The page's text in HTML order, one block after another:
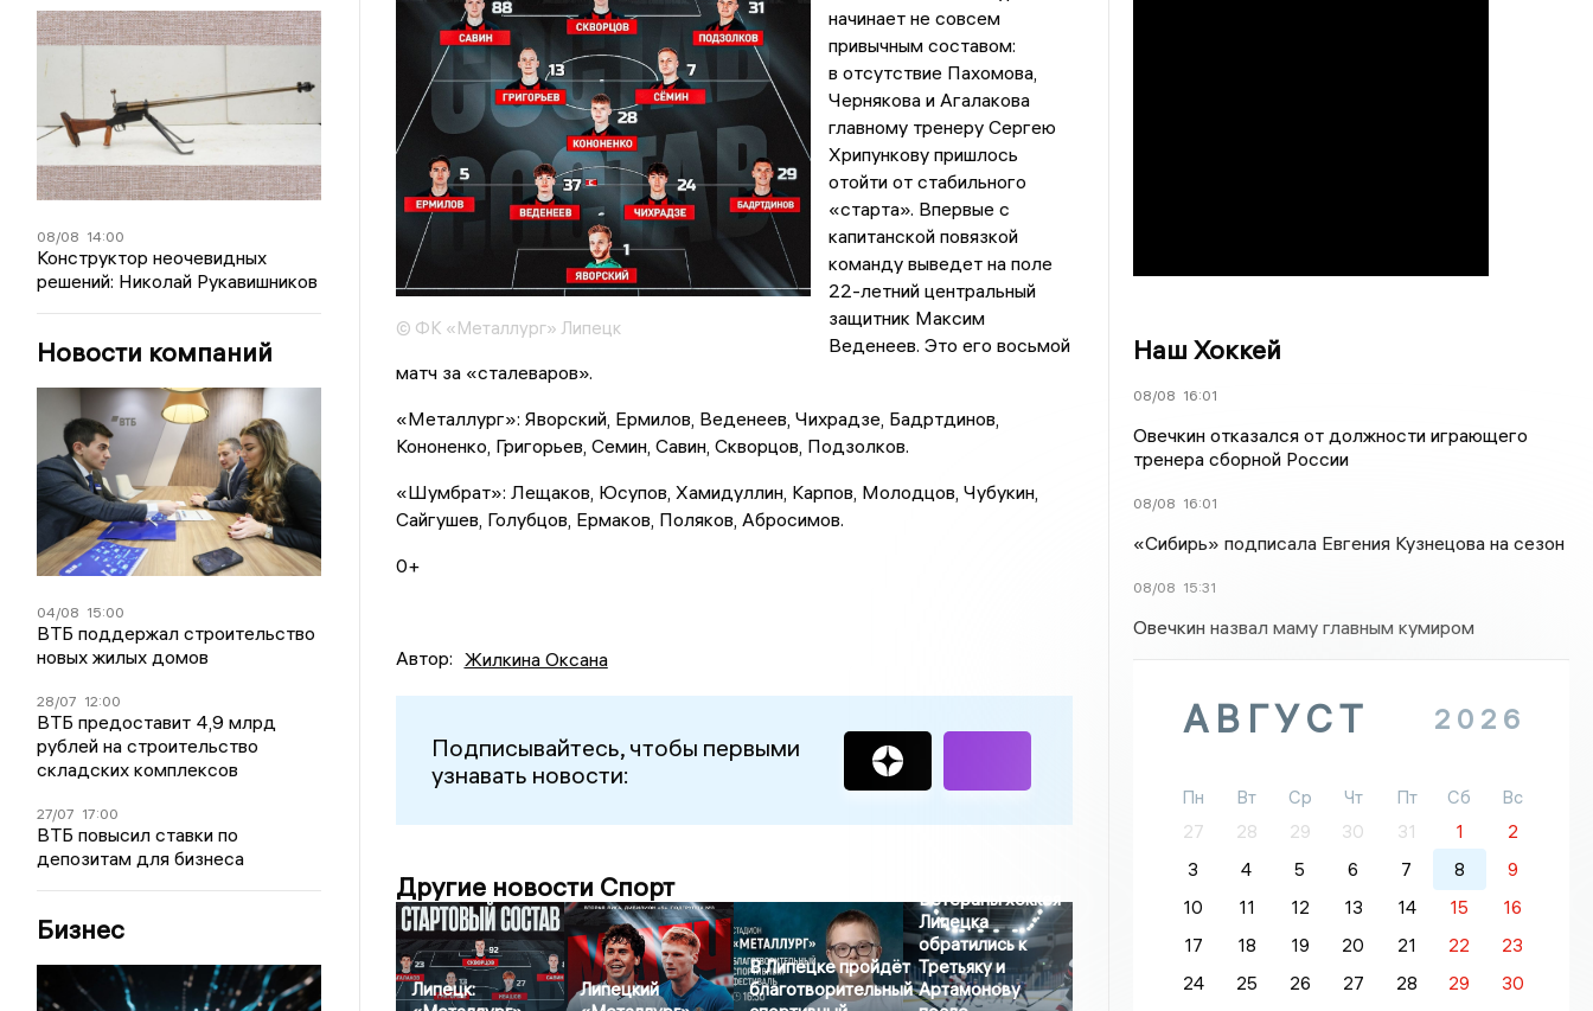
08/08 14:00
Конструктор неочевидных
решений: Николай Рукавишников
Новости компаний
04/08 15:00
ВТБ поддержал строительство
новых жилых домов
28/07 12:00
ВТБ предоставит 4,9 млрд
рублей на строительство
складских комплексов
27/07 17:00
ВТБ повысил ставки по
депозитам для бизнеса
Бизнес
© ФК «Металлург» Липецк
начинает не совсем
привычным составом:
в отсутствие Пахомова,
Чернякова и Агалакова
главному тренеру Сергею
Хрипункову пришлось
отойти от стабильного
«старта». Впервые с
капитанской повязкой
команду выведет на поле
22-летний центральный
защитник Максим
Веденеев. Это его восьмой
матч за «сталеваров».
«Металлург»: Яворский, Ермилов, Веденеев, Чихрадзе, Бадртдинов,
Кононенко, Григорьев, Семин, Савин, Скворцов, Подзолков.
«Шумбрат»: Лещаков, Юсупов, Хамидуллин, Карпов, Молодцов, Чубукин,
Сайгушев, Голубцов, Ермаков, Поляков, Абросимов.
0+
Автор: Жилкина Оксана
Подписывайтесь, чтобы первыми
узнавать новости:
Другие новости Спорт
Липецк:
Липецкий
В Липецке пройдёт
благотворительный
Ветераны хоккея
Липецка
обратились к
Третьяку и
Артамонову
Наш Хоккей
08/08 16:01
Овечкин отказался от должности играющего
тренера сборной России
08/08 16:01
«Сибирь» подписала Евгения Кузнецова на сезон
08/08 15:31
Овечкин назвал маму главным кумиром
АВГУСТ 2026
Пн Вт Ср Чт Пт Сб
Вс
27
28 29 30 31 1
2
3
4 5 6 7 8
9
10
11 12 13 14 15
16
17
18 19 20 21 22
23
24
25 26 27 28 29
30